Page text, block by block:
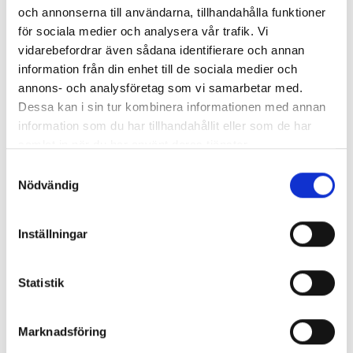
och annonserna till användarna, tillhandahålla funktioner
för sociala medier och analysera vår trafik. Vi
vidarebefordrar även sådana identifierare och annan
information från din enhet till de sociala medier och
annons- och analysföretag som vi samarbetar med.
Dessa kan i sin tur kombinera informationen med annan
information som du har tillhandahållit eller som de har
Nödvändig
Inställningar
Statistik
Marknadsföring
Så mycket tjänar mediecheferna